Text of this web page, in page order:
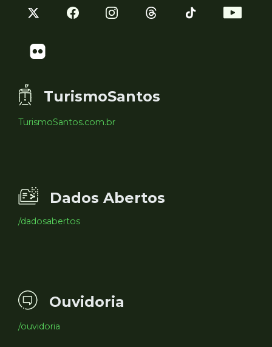
TurismoSantos
TurismoSantos.com.br
Dados Abertos
/dadosabertos
Ouvidoria
/ouvidoria